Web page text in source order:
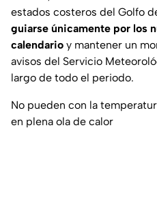
estados costeros del Golfo
guiarse únicamente por los
calendario y mantener un
avisos del Servicio
largo de todo el periodo.
No pueden con la
en plena ola de calor